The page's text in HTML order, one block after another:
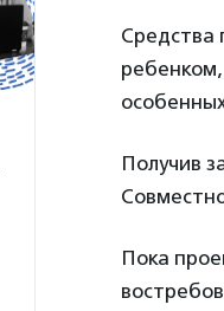
Средства
Получив
Пока